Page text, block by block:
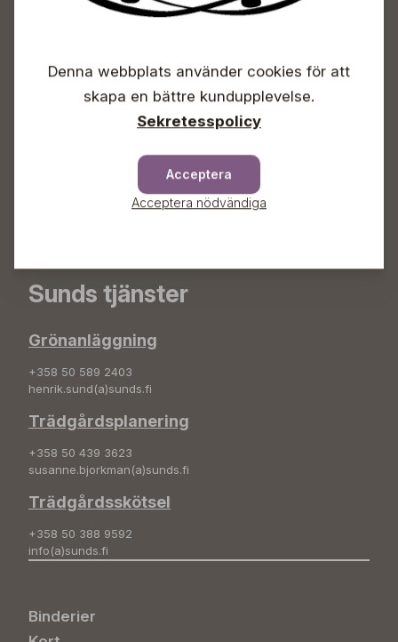
Svedenvägen 66
+358 50 388 9592
info(a)sunds.fi
plantshop(a)sunds.fi
Sunds tjänster
Grönanläggning
+358 50 589 2403
henrik.sund(a)sunds.fi
Trädgårdsplanering
+358 50 439 3623
susanne.bjorkman(a)sunds.fi
Trädgårdsskötsel
+358 50 388 9592
info(a)sunds.fi
Binderier
Denna webbplats använder cookies för att
skapa en bättre kundupplevelse.
Sekretesspolicy
Acceptera
Acceptera nödvändiga